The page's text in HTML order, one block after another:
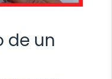
de un